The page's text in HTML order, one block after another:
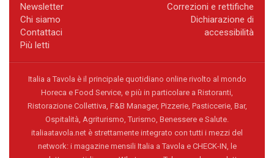
Newsletter
Chi siamo
Contattaci
Più letti
Correzioni e rettifiche
Dichiarazione di
accessibilità
Italia a Tavola è il principale quotidiano online rivolto al mondo
Horeca e Food Service, e più in particolare a Ristoranti,
Ristorazione Collettiva, F&B Manager, Pizzerie, Pasticcerie, Bar,
Ospitalità, Agriturismo, Turismo, Benessere e Salute.
italiaatavola.net è strettamente integrato con tutti i mezzi del
network: i magazine mensili Italia a Tavola e CHECK-IN, le